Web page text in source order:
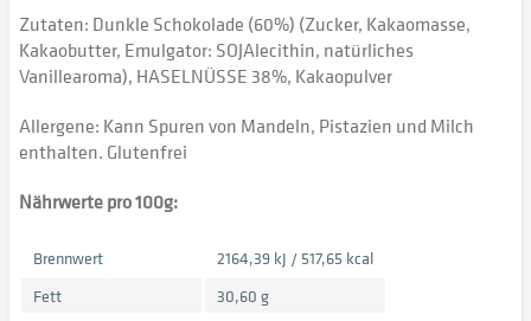
Zutaten: Dunkle Schokolade (60%) (Zucker, Kakaomasse,
Kakaobutter, Emulgator: SOJAlecithin, natürliches
Vanillearoma), HASELNÜSSE 38%, Kakaopulver
Allergene: Kann Spuren von Mandeln, Pistazien und Milch
enthalten. Glutenfrei
Nährwerte pro 100g:
Brennwert
2164,39 kJ / 517,65 kcal
Fett
30,60 g